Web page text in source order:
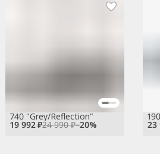
19 992 ₽24 990 ₽−20%
740 "Grey/Reflection"
23